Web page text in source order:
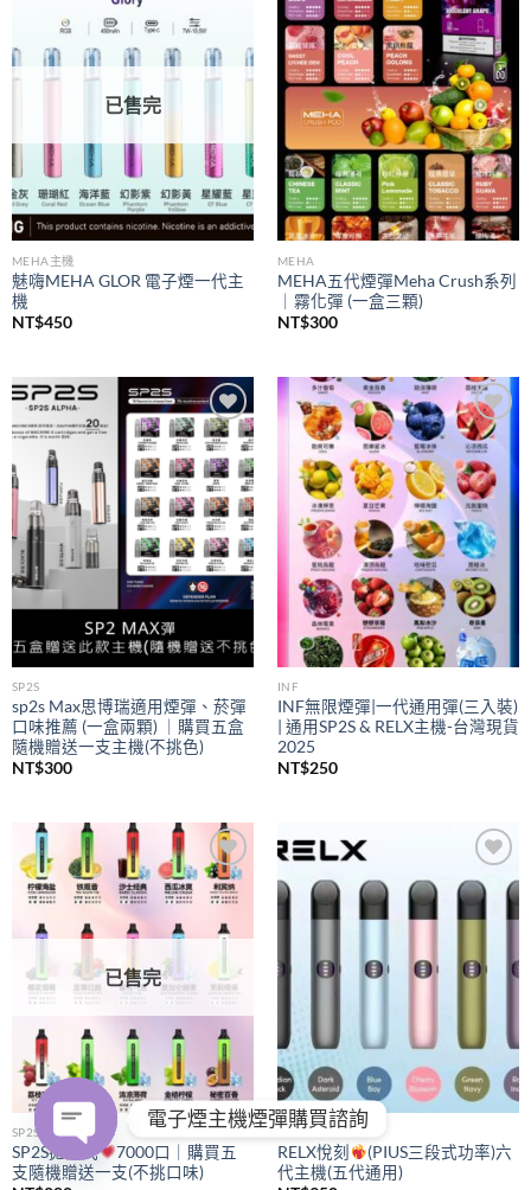
wishlist
已售完
MEHA主機
魅嗨MEHA GLOR 電子煙一代主
機
NT$450
Add to
wishlist
MEHA
MEHA五代煙彈Meha Crush系列
｜霧化彈 (一盒三顆)
NT$300
Add to
wishlist
SP2S
sp2s Max思博瑞適用煙彈、菸彈
口味推薦 (一盒兩顆) ｜購買五盒
隨機贈送一支主機(不挑色)
NT$300
Add to
wishlist
INF
INF無限煙彈|一代通用彈(三入裝)
| 通用SP2S & RELX主機-台灣現貨
2025
NT$250
Add to
wishlist
已售完
SP2S
SP2S拋棄式
7000口｜購買五
支隨機贈送一支(不挑口味)
Add to
wishlist
RELX
RELX悅刻
(PIUS三段式功率)六
代主機(五代通用)
電子煙主機煙彈購買諮詢
OPEN